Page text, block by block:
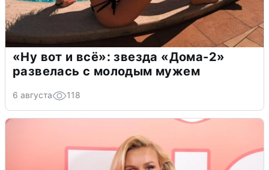
«Ну вот и всё»: звезда «Дома-2»
развелась с молодым мужем
6 августа 118